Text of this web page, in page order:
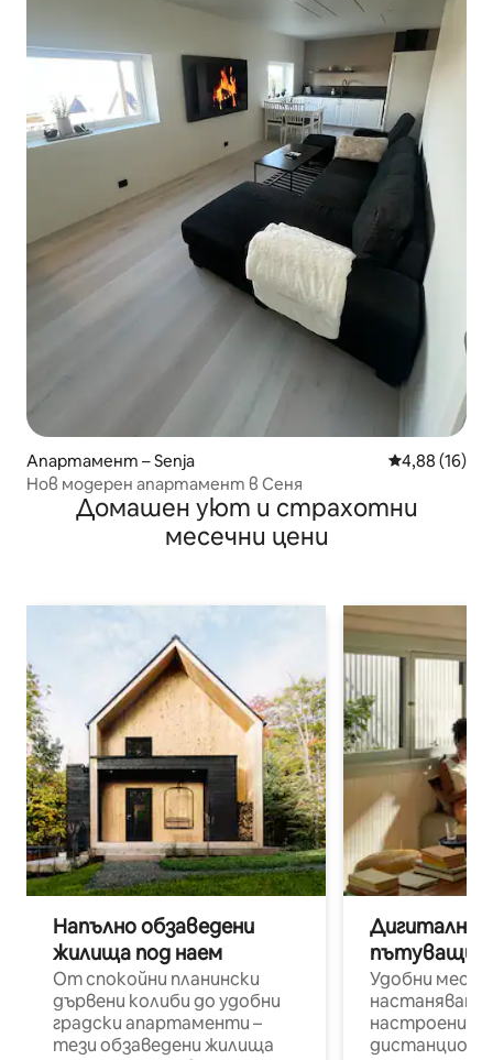
Апартамент – Senja Средна
4,88 (16)
Нов модерен апартамент в Сеня
Домашен уют и страхотни
месечни цени
Напълно обзаведени
жилища под наем
От спокойни планински
дървени колиби до удобни
градски апартаменти –
тези обзаведени жилища
Дигитални
пътуващи
Удобни
настаняване
настроени и